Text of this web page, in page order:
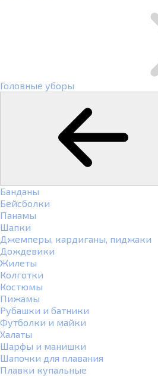
Головные уборы
Банданы
Бейсболки
Панамы
Шапки
Джемперы, кардиганы, пиджаки
Дождевики
Жилеты
Колготки
Костюмы
Пижамы
Рубашки и батники
Футболки и майки
Халаты
Шарфы и манишки
Шапочки для плавания
Плавки купальные